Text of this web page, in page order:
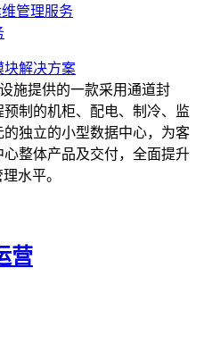
管理服务
块解决方案
施提供的一款采用通道封
预制的机柜、配电、制冷、监
的独立的小型数据中心，为客
心整体产品及交付，全面提升
水平。
营